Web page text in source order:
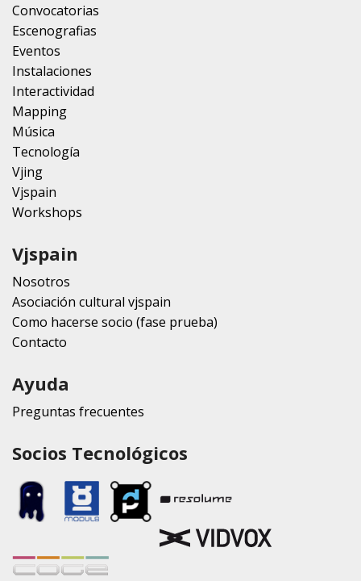
Convocatorias
Escenografias
Eventos
Instalaciones
Interactividad
Mapping
Música
Tecnología
Vjing
Vjspain
Workshops
Vjspain
Nosotros
Asociación cultural vjspain
Como hacerse socio (fase prueba)
Contacto
Ayuda
Preguntas frecuentes
Socios Tecnológicos